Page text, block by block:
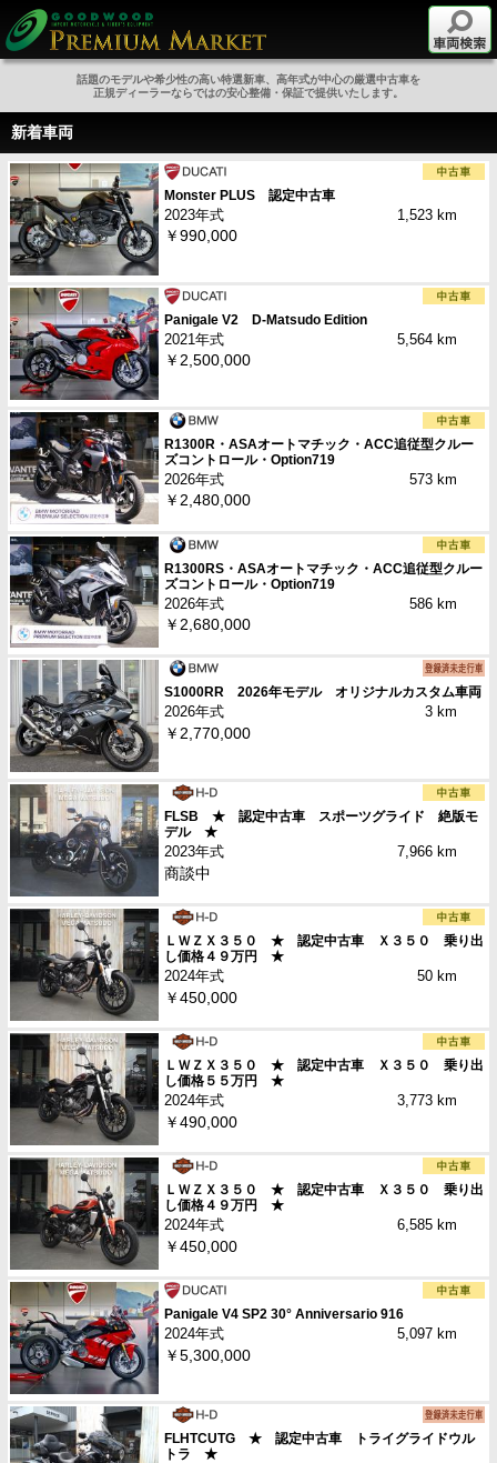
話題のモデルや希少性の高い特選新車、高年式が中心の厳選中古車を
正規ディーラーならではの安心整備・保証で提供いたします。
新着車両
Monster PLUS 認定中古車
2023年式 1,523 km
￥990,000
Panigale V2 D-Matsudo Edition
2021年式 5,564 km
￥2,500,000
R1300R・ASAオートマチック・ACC追従型クルー
ズコントロール・Option719
2026年式 573 km
￥2,480,000
R1300RS・ASAオートマチック・ACC追従型クルー
ズコントロール・Option719
2026年式 586 km
￥2,680,000
S1000RR 2026年モデル オリジナルカスタム車両
2026年式 3 km
￥2,770,000
FLSB ★ 認定中古車 スポーツグライド 絶版モ
デル ★
2023年式 7,966 km
商談中
ＬＷＺＸ３５０ ★ 認定中古車 Ｘ３５０ 乗り出
し価格４９万円 ★
2024年式 50 km
￥450,000
ＬＷＺＸ３５０ ★ 認定中古車 Ｘ３５０ 乗り出
し価格５５万円 ★
2024年式 3,773 km
￥490,000
ＬＷＺＸ３５０ ★ 認定中古車 Ｘ３５０ 乗り出
し価格４９万円 ★
2024年式 6,585 km
￥450,000
Panigale V4 SP2 30° Anniversario 916
2024年式 5,097 km
￥5,300,000
FLHTCUTG ★ 認定中古車 トライグライドウル
トラ ★